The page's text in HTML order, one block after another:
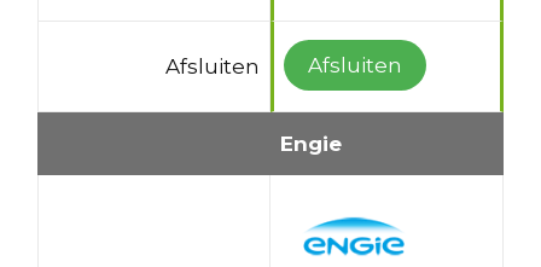
Afsluiten Afsluiten
Engie